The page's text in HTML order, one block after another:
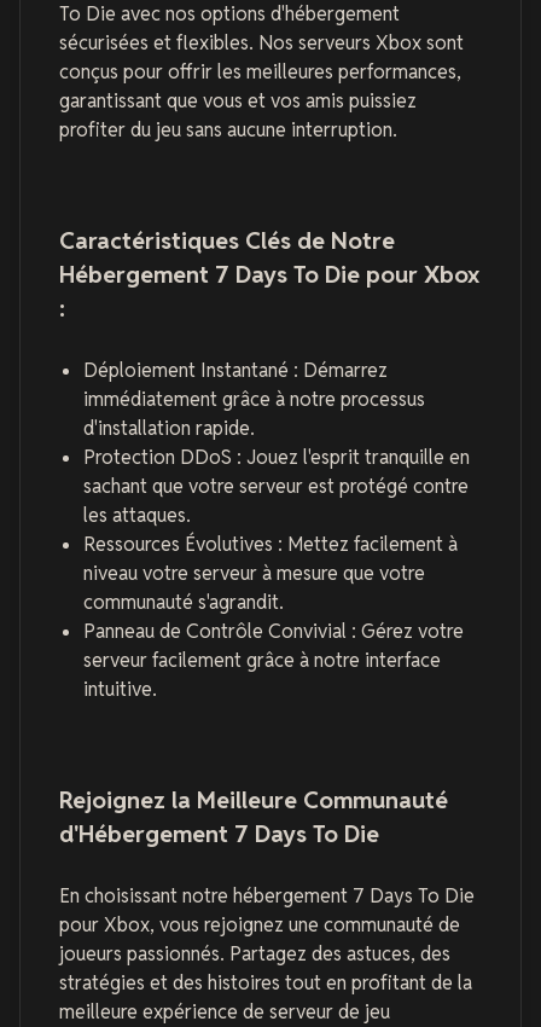
To Die avec nos options d'hébergement
sécurisées et flexibles. Nos serveurs Xbox sont
conçus pour offrir les meilleures performances,
garantissant que vous et vos amis puissiez
profiter du jeu sans aucune interruption.
Caractéristiques Clés de Notre
Hébergement 7 Days To Die pour Xbox
:
Déploiement Instantané : Démarrez
immédiatement grâce à notre processus
d'installation rapide.
Protection DDoS : Jouez l'esprit tranquille en
sachant que votre serveur est protégé contre
les attaques.
Ressources Évolutives : Mettez facilement à
niveau votre serveur à mesure que votre
communauté s'agrandit.
Panneau de Contrôle Convivial : Gérez votre
serveur facilement grâce à notre interface
intuitive.
Rejoignez la Meilleure Communauté
d'Hébergement 7 Days To Die
En choisissant notre hébergement 7 Days To Die
pour Xbox, vous rejoignez une communauté de
joueurs passionnés. Partagez des astuces, des
stratégies et des histoires tout en profitant de la
meilleure expérience de serveur de jeu